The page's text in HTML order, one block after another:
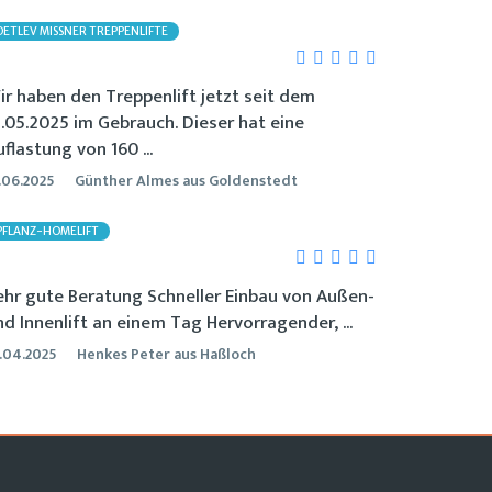
MISSNER TREPPENLIFTE
haben den Treppenlift jetzt seit dem
im Gebrauch. Dieser hat eine
von 160 ...
Günther Almes aus Goldenstedt
HOMELIFT
gute Beratung Schneller Einbau von Außen-
Innenlift an einem Tag Hervorragender, ...
Henkes Peter aus Haßloch